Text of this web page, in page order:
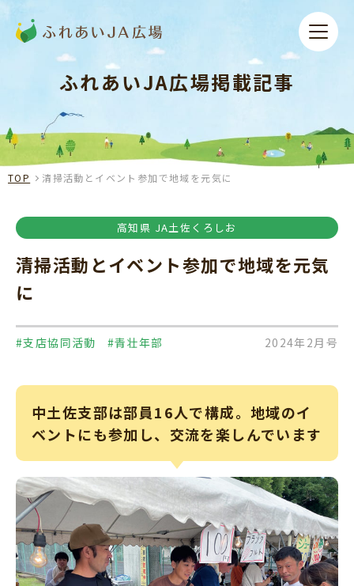
ふれあいJA広場掲載記事
TOP 清掃活動とイベント参加で地域を元気に
高知県 JA土佐くろしお
清掃活動とイベント参加で地域を元気
に
#支店協同活動 #青壮年部 2024年2月号
中土佐支部は部員16人で構成。地域のイ
ベントにも参加し、交流を楽しんでいます